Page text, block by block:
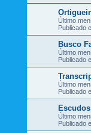
Último
Publicado
Busco
Último
Publicado
Último
Publicado
Escudos
Último
Publicado